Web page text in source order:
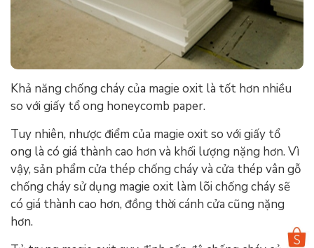
Khả năng chống cháy của magie oxit là tốt hơn nhiều
so với giấy tổ ong honeycomb paper.
Tuy nhiên, nhược điểm của magie oxit so với giấy tổ
ong là có giá thành cao hơn và khối lượng nặng hơn. Vì
vậy, sản phẩm cửa thép chống cháy và cửa thép vân gỗ
chống cháy sử dụng magie oxit làm lõi chống cháy sẽ
có giá thành cao hơn, đồng thời cánh cửa cũng nặng
hơn.